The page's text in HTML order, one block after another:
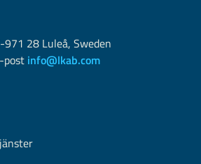
971 28 Luleå, Sweden
post info@lkab.com